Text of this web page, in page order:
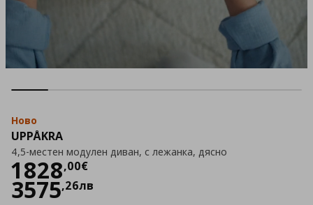
Ново
UPPÅKRA
4,5-местен модулен диван, с лежанка, дясно
1828,00€
Цена1828,00 €
3575,26лв